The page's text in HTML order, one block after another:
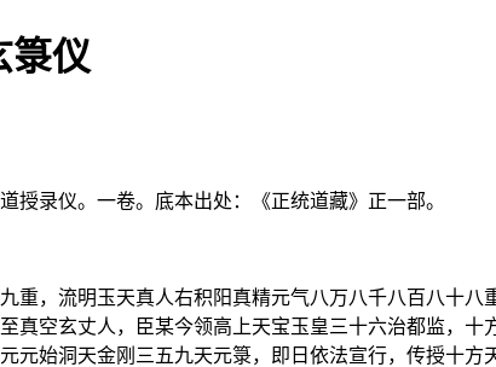
箓仪
录仪。一卷。底本出处：《正统道藏》正一部。
重，流明玉天真人右积阳真精元气八万八千八百八十
空玄丈人，臣某今领高上天宝玉皇三十六治都监，十
元始洞天金刚三五九天元箓，即日依法宣行，传授十